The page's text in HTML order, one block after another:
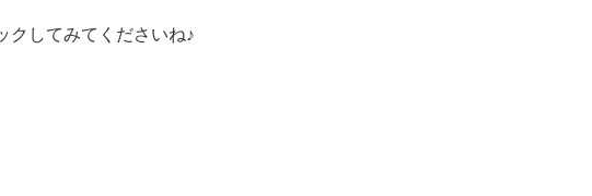
クしてみてくださいね♪